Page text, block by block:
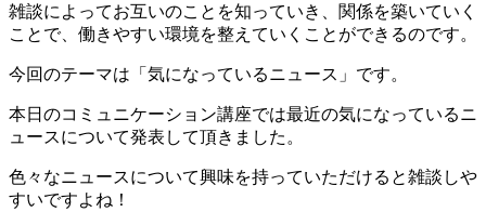
雑談によってお互いのことを知っていき、関係を築いていく
ことで、働きやすい環境を整えていくことができるのです。
今回のテーマは「気になっているニュース」です。
本日のコミュニケーション講座では最近の気になっているニ
ュースについて発表して頂きました。
色々なニュースについて興味を持っていただけると雑談しや
すいですよね！